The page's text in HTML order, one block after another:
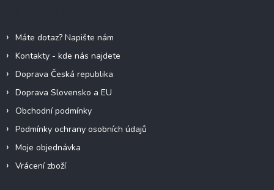
Máte dotaz? Napište nám
Kontakty - kde nás najdete
Doprava Česká republika
Doprava Slovensko a EU
Obchodní podmínky
Podmínky ochrany osobních údajů
Moje objednávka
Vrácení zboží